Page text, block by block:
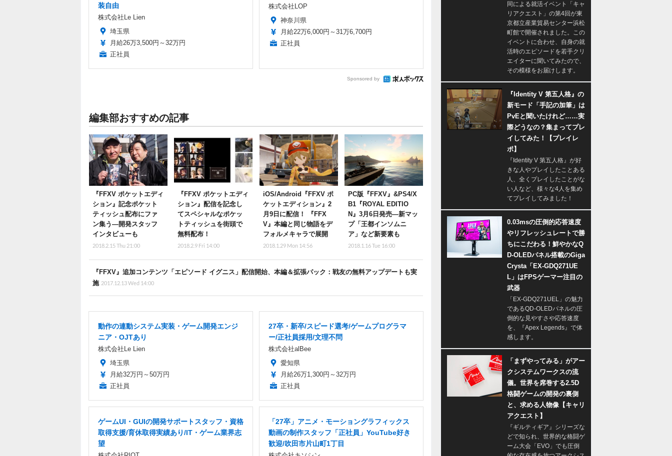
装自由
株式会社Le Lien
埼玉県
月給26万3,500円～32万円
正社員
株式会社LOP
神奈川県
月給22万6,000円～31万6,700円
正社員
Sponsored by
編集部おすすめの記事
『FFXV ポケットエディ
ション』記念ポケット
ティッシュ配布にファ
ン集う―開発スタッフ
インタビューも
2018.2.15 Thu 21:00
『FFXV ポケットエディ
ション』配信を記念し
てスペシャルなポケッ
トティッシュを街頭で
無料配布！
2018.2.9 Fri 14:00
iOS/Android『FFXV ポ
ケットエディション』2
月9日に配信！ 『FFX
V』本編と同じ物語をデ
フォルメキャラで展開
2018.1.29 Mon 14:56
PC版『FFXV』&PS4/X
B1『ROYAL EDITIO
N』3月6日発売―新マッ
プ「王都インソムニ
ア」など新要素も
2018.1.16 Tue 16:00
『FFXV』追加コンテンツ「エピソード イグニス」配信開始、本編＆拡張パック：戦友の無料アップデートも実
施 2017.12.13 Wed 14:00
動作の連動システム実装・ゲーム開発エンジ
ニア・OJTあり
株式会社Le Lien
埼玉県
月給32万円～50万円
正社員
27卒・新卒/スピード選考/ゲームプログラマ
ー/正社員採用/文理不問
株式会社alBee
愛知県
月給26万1,300円～32万円
正社員
ゲームUI・GUIの開発サポートスタッフ・資格
取得支援/育休取得実績あり/IT・ゲーム業界志
望
「27卒」アニメ・モーショングラフィックス
動画の制作スタッフ「正社員」YouTube好き
歓迎/吹田市片山町1丁目
同による就活イベント「キャ
リアクエスト」の第4回が東
京都立産業貿易センター浜松
町館で開催されました。この
イベントに合わせ、自身の就
活時のエピソードを若手クリ
エイターに聞いてみたので、
その模様をお届けします。
『Identity V 第五人格』の
新モード「手記の加筆」は
PvEと聞いたけれど……実
際どうなの？集まってプレ
イしてみた！【プレイレ
ポ】
『Identity V 第五人格』が好
きな人やプレイしたことある
人、全くプレイしたことがな
い人など、様々な4人を集め
てプレイしてみました！
0.03msの圧倒的応答速度
やリフレッシュレートで勝
ちにこだわる！鮮やかなQ
D-OLEDパネル搭載のGiga
Crysta「EX-GDQ271UE
L」はFPSゲーマー注目の
武器
「EX-GDQ271UEL」の魅力
であるQD-OLEDパネルの圧
倒的な見やすさや応答速度
を、『Apex Legends』で体
感します。
「まずやってみる」がアー
クシステムワークスの流
儀。世界を席巻する2.5D
格闘ゲームの開発の裏側
と、求める人物像【キャリ
アクエスト】
『ギルティギア』シリーズな
どで知られ、世界的な格闘ゲ
ーム大会「EVO」でも圧倒